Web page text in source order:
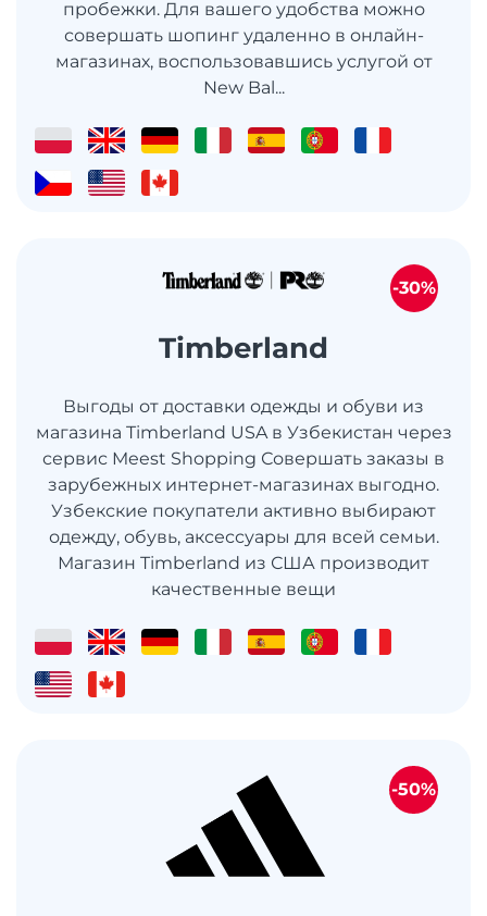
пробежки. Для вашего удобства можно
совершать шопинг удаленно в онлайн-
магазинах, воспользовавшись услугой от
New Bal...
Timberland
Выгоды от доставки одежды и обуви из
магазина Timberland USA в Узбекистан через
сервис Meest Shopping Совершать заказы в
зарубежных интернет-магазинах выгодно.
Узбекские покупатели активно выбирают
одежду, обувь, аксессуары для всей семьи.
Магазин Timberland из США производит
качественные вещи
-30%
-50%